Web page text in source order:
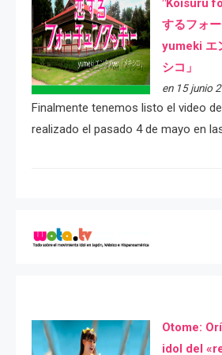
"Koisuru
するフォ
yumeki エ
シコ」
en 15 junio
Finalmente tenemos listo el video
realizado el pasado 4 de mayo en
Otome:
idol del